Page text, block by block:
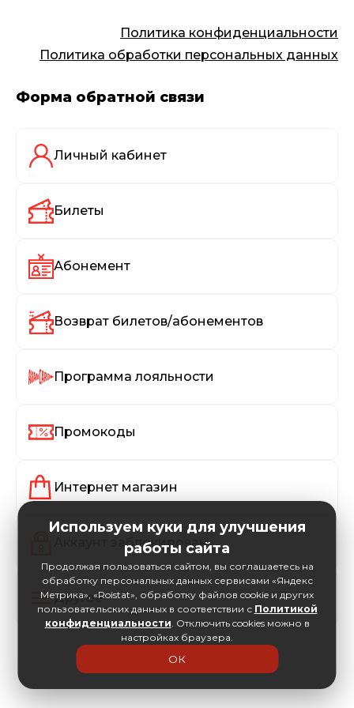
Политика конфиденциальности
Политика обработки персональных данных
Форма обратной связи
Личный кабинет
Билеты
Абонемент
Возврат билетов/абонементов
Программа лояльности
Промокоды
Интернет магазин
Аккаунт заблокирован
Другое
Используем куки для улучшения
работы сайта
Продолжая пользоваться сайтом, вы соглашаетесь на
обработку персональных данных сервисами «Яндекс
Метрика», «Roistat», обработку файлов cookie и других
пользовательских данных в соответствии с Политикой
конфиденциальности. Отключить cookies можно в
настройках браузера.
ОК